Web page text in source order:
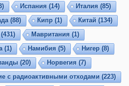
Испания (14) Италия (85)
(88) Кипр (1) Китай (134)
(431) Мавритания (1)
(1) Намибия (5) Нигер (8)
(20) Норвегия (7)
с радиоактивными отходами (223)